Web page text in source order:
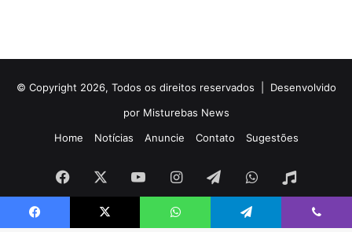
© Copyright 2026, Todos os direitos reservados | Desenvolvido
por Misturebas News
Home
Notícias Anuncie Contato Sugestões
Facebook YouTubeInstagramTelegramWhatsApp
Facebook X WhatsApp Telegram Viber